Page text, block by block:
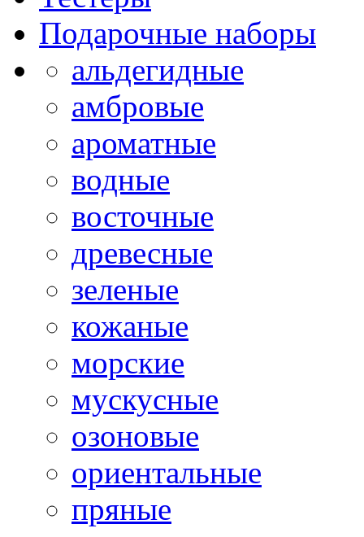
Подарочные наборы
альдегидные
амбровые
ароматные
водные
восточные
древесные
зеленые
кожаные
морские
мускусные
озоновые
ориентальные
пряные